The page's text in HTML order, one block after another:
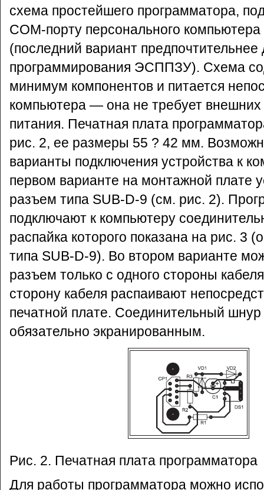
схема простейшего программатора,
COM-порту персонального компьютера
(последний вариант предпочтительнее
программирования ЭСППЗУ). Схема
минимум компонентов и питается
компьютера — она не требует внешних
питания. Печатная плата
рис. 2, ее размеры 55 ? 42 мм.
варианты подключения устройства к
первом варианте на монтажной плате
разъем типа SUB-D-9 (см. рис. 2).
подключают к компьютеру
распайка которого показана на рис. 3
типа SUB-D-9). Во втором варианте
разъем только с одного стороны
сторону кабеля распаивают
печатной плате. Соединительный
обязательно экранированным.
Рис. 2. Печатная плата программатора
Для работы программатора можно